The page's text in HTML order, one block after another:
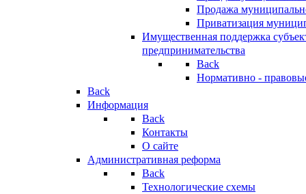
Продажа
Приватизация
Имущественная поддержка
предпринимательства
Back
Нормативно -
Back
Информация
Back
Контакты
О сайте
Административная реформа
Back
Технологические схемы